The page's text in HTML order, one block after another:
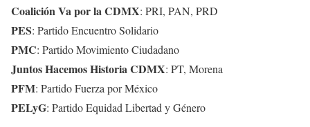
Coalición Va por la CDMX: PRI, PAN, PRD
PES: Partido Encuentro Solidario
PMC: Partido Movimiento Ciudadano
Juntos Hacemos Historia CDMX: PT, Morena
PFM: Partido Fuerza por México
PELyG: Partido Equidad Libertad y Género